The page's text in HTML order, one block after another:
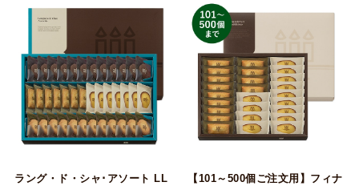
ラング・ド・シャ･アソート LL
【101～500個ご注文用】フィナ